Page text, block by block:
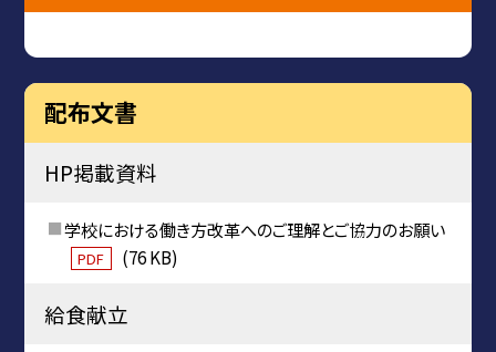
配布文書
HP掲載資料
学校における働き方改革へのご理解とご協力のお願い
PDF (76 KB)
給食献立